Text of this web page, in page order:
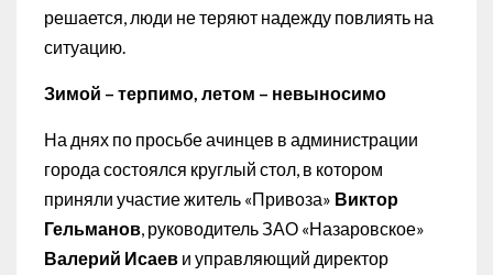
решается, люди не теряют надежду повлиять на
ситуацию.
Зимой – терпимо, летом – невыносимо
На днях по просьбе ачинцев в администрации
города состоялся круглый стол, в котором
приняли участие житель «Привоза» Виктор
Гельманов, руководитель ЗАО «Назаровское»
Валерий Исаев и управляющий директор